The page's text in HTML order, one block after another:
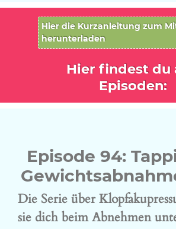
Hier die Kurzanleitung zum
herunterladen
Hier findest du
Episoden:
Episode 94:
Die Serie über
sie dich beim Abnehmen